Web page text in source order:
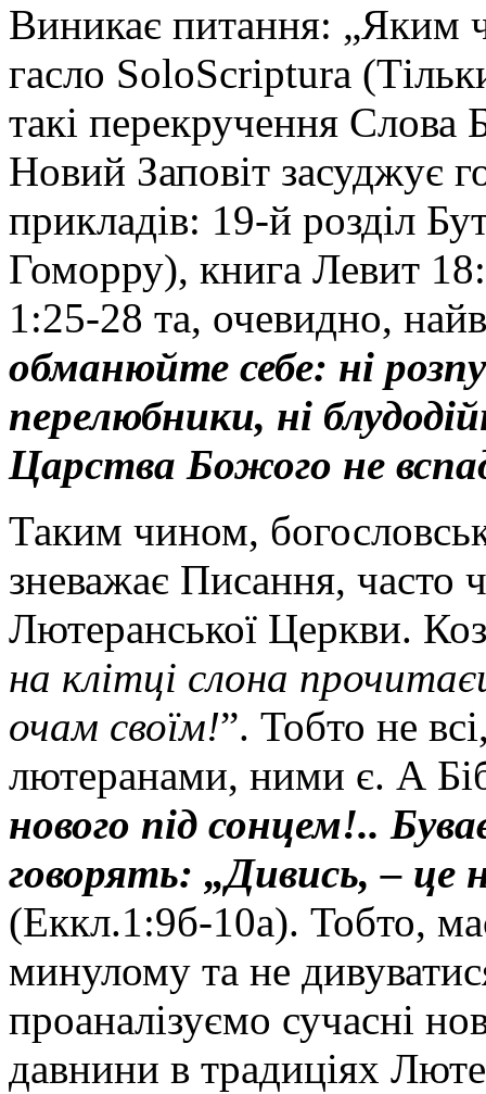
Виникає питання: „Яким
гасло SoloScriptura
такі перекручення
Новий Заповіт засуджує
прикладів: 19-й розділ
Гоморру), книга Левит
1:25-28 та, очевидно,
обманюйте себе: ні
перелюбники, ні
Царства Божого не
Таким чином,
зневажає Писання, часто
Лютеранської Церкви.
на клітці слона
очам своїм!”. Тобто не
лютеранами, ними є. А
нового під сонцем!..
говорять: „Дивись, – це
(Еккл.1:9б-10а). Тобто,
минулому та не
проаналізуємо сучасні
давнини в традиціях